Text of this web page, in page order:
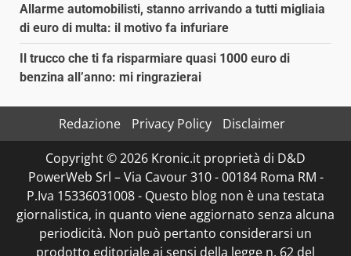
Allarme automobilisti, stanno arrivando a tutti migliaia
di euro di multa: il motivo fa infuriare
Il trucco che ti fa risparmiare quasi 1000 euro di
benzina all’anno: mi ringrazierai
Redazione Privacy Policy
Disclaimer
Copyright © 2026 Kronic.it proprietà di D&D
PowerWeb Srl – Via Cavour 310 - 00184 Roma RM -
P.Iva 15336031008 - Questo blog non è una testata
giornalistica, in quanto viene aggiornato senza alcuna
periodicità. Non può pertanto considerarsi un
prodotto editoriale ai sensi della legge n. 62 del